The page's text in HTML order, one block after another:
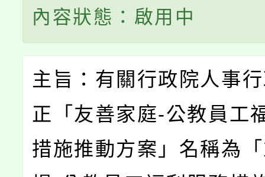
內容狀態：啟用中
主旨：有關行政院人事
正「友善家庭-公教員工
措施推動方案」名稱為